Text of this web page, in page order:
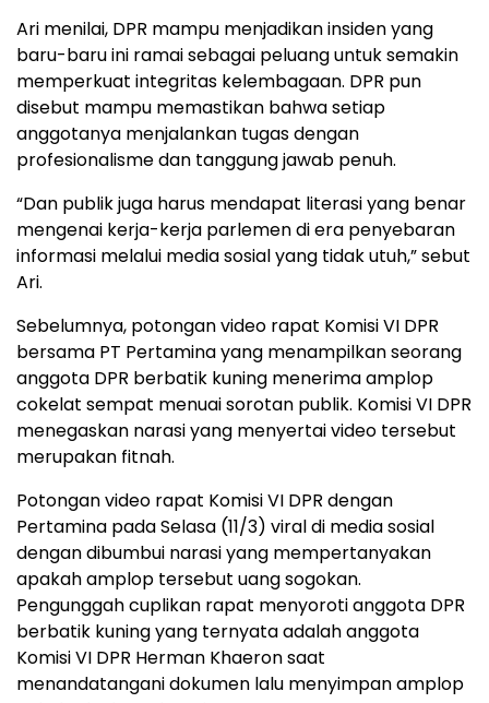
Ari menilai, DPR mampu menjadikan insiden yang
baru-baru ini ramai sebagai peluang untuk semakin
memperkuat integritas kelembagaan. DPR pun
disebut mampu memastikan bahwa setiap
anggotanya menjalankan tugas dengan
profesionalisme dan tanggung jawab penuh.
“Dan publik juga harus mendapat literasi yang benar
mengenai kerja-kerja parlemen di era penyebaran
informasi melalui media sosial yang tidak utuh,” sebut
Ari.
Sebelumnya, potongan video rapat Komisi VI DPR
bersama PT Pertamina yang menampilkan seorang
anggota DPR berbatik kuning menerima amplop
cokelat sempat menuai sorotan publik. Komisi VI DPR
menegaskan narasi yang menyertai video tersebut
merupakan fitnah.
Potongan video rapat Komisi VI DPR dengan
Pertamina pada Selasa (11/3) viral di media sosial
dengan dibumbui narasi yang mempertanyakan
apakah amplop tersebut uang sogokan.
Pengunggah cuplikan rapat menyoroti anggota DPR
berbatik kuning yang ternyata adalah anggota
Komisi VI DPR Herman Khaeron saat
menandatangani dokumen lalu menyimpan amplop